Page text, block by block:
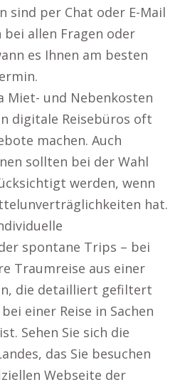
sind per Chat oder E-Mail
allen Fragen oder
es Ihnen am besten
Miet- und Nebenkosten
digitale Reisebüros oft
machen. Auch
sollten bei der Wahl
werden, wenn
hat.
spontane Trips – bei
Traumreise aus einer
die detailliert gefiltert
einer Reise in Sachen
Sehen Sie sich die
das Sie besuchen
Webseite der